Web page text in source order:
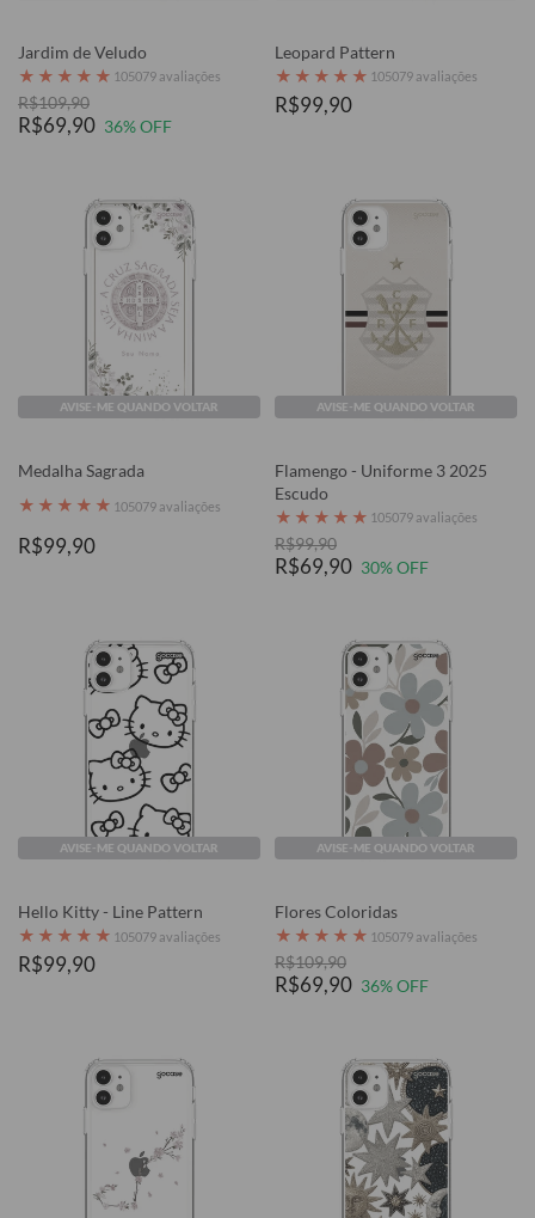
Jardim de Veludo
★ ★ ★ ★ ★ 105079 avaliações
R$109,90
R$69,90 36% OFF
Leopard Pattern
★ ★ ★ ★ ★ 105079 avaliações
R$99,90
AVISE-ME QUANDO VOLTAR
Medalha Sagrada
★ ★ ★ ★ ★ 105079 avaliações
R$99,90
AVISE-ME QUANDO VOLTAR
Flamengo - Uniforme 3 2025
Escudo
★ ★ ★ ★ ★ 105079 avaliações
R$99,90
R$69,90 30% OFF
AVISE-ME QUANDO VOLTAR
Hello Kitty - Line Pattern
★ ★ ★ ★ ★ 105079 avaliações
R$99,90
AVISE-ME QUANDO VOLTAR
Flores Coloridas
★ ★ ★ ★ ★ 105079 avaliações
R$109,90
R$69,90 36% OFF